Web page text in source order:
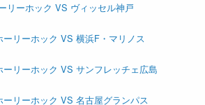
リーホック VS ヴィッセル神戸
ーリーホック VS 横浜F・マリノス
ーリーホック VS サンフレッチェ広島
ーリーホック VS 名古屋グランパス